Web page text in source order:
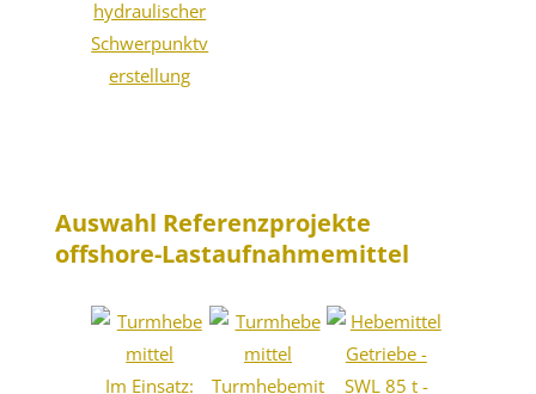
hydraulischer
Schwerpunktv
erstellung
Auswahl Referenzprojekte
offshore-Lastaufnahmemittel
Im Einsatz: Turmhebemit